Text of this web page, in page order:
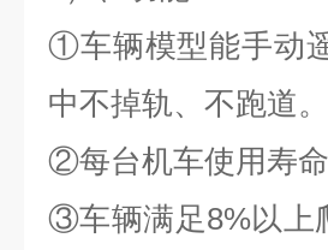
①车辆模型能手动
中不掉轨、不跑道。
②每台机车使用寿命
③车辆满足8%以上